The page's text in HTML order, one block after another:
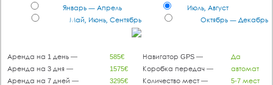
Январь — Апрель
Май, Июнь, Сентябрь
Июль, Август
Октябрь — Декабрь
Аренда на 1 день —
Аренда на 3 дня —
Аренда на 7 дней —
585€
1575€
3295€
Навигатор GPS —
Коробка передач —
Количество мест —
Да
автомат
5-7 мест